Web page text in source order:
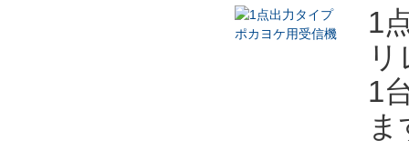
1
1
ま